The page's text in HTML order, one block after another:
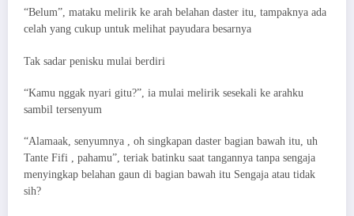
“Belum”, mataku melirik ke arah belahan daster itu, tampaknya ada
celah yang cukup untuk melihat payudara besarnya
Tak sadar penisku mulai berdiri
“Kamu nggak nyari gitu?”, ia mulai melirik sesekali ke arahku
sambil tersenyum
“Alamaak, senyumnya , oh singkapan daster bagian bawah itu, uh
Tante Fifi , pahamu”, teriak batinku saat tangannya tanpa sengaja
menyingkap belahan gaun di bagian bawah itu Sengaja atau tidak
sih?